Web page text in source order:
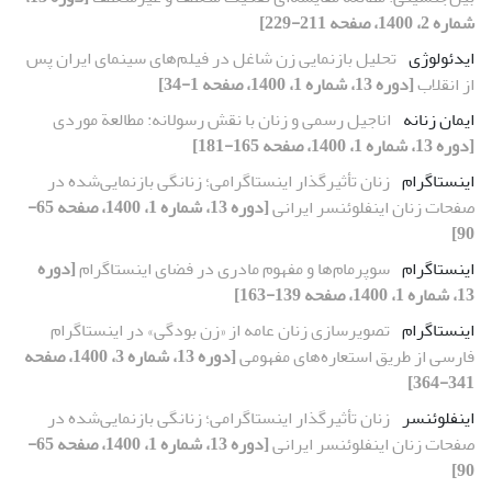
شماره 2، 1400، صفحه 211-229]
ایدئولوژی تحلیل بازنمایی زن شاغل در فیلم‌های سینمای ایران پس
از انقلاب[دوره 13، شماره 1، 1400، صفحه 1-34]
ایمان زنانه اناجیل رسمی و زنان با نقش رسولانه: مطالعة موردی
[دوره 13، شماره 1، 1400، صفحه 165-181]
اینستاگرام زنان تأثیرگذار اینستاگرامی؛ زنانگی بازنمایی‌شده در
صفحات زنان اینفلوئنسر ایرانی
[دوره 13، شماره 1، 1400، صفحه 65-
90]
اینستاگرام سوپرمام‌ها و مفهوم مادری در فضای اینستاگرام[دوره
13، شماره 1، 1400، صفحه 139-163]
اینستاگرام تصویرسازی زنان عامه از «زن بودگی» در اینستاگرام
فارسی از طریق استعاره‌های مفهومی
[دوره 13، شماره 3، 1400، صفحه
341-364]
اینفلوئنسر زنان تأثیرگذار اینستاگرامی؛ زنانگی بازنمایی‌شده در
صفحات زنان اینفلوئنسر ایرانی
[دوره 13، شماره 1، 1400، صفحه 65-
90]